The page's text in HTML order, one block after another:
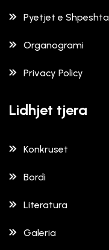
Pyetjet e Shpeshta
Organogrami
Privacy Policy
Lidhjet tjera
Konkruset
Bordi
Literatura
Galeria